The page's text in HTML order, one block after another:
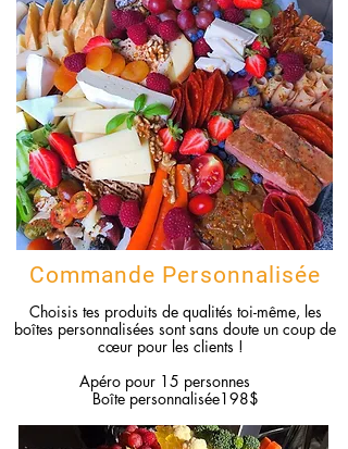
Commande Personnalisée
Choisis tes produits de qualités toi-même, les
boîtes personnalisées sont sans doute un coup de
cœur pour les clients !
Apéro pour 15 personnes
Boîte personnalisée198$